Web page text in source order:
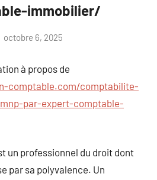
immobilier/
octobre 6, 2025
à propos de
comptable.com/comptabilite-
par-expert-comptable-
un professionnel du droit dont
par sa polyvalence. Un